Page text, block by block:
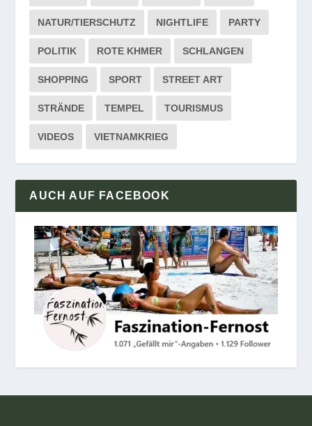
NATUR/TIERSCHUTZ NIGHTLIFE PARTY
POLITIK ROTE KHMER SCHLANGEN
SHOPPING SPORT STREET ART
STRÄNDE TEMPEL TOURISMUS
VIDEOS VIETNAMKRIEG
AUCH AUF FACEBOOK